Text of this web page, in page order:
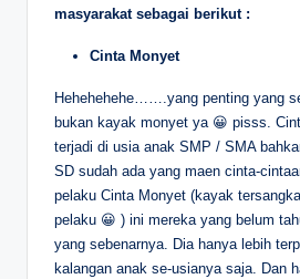
masyarakat sebagai berikut :
Cinta Monyet
Hehehehehe…….yang penting yang
bukan kayak monyet ya 😀 pisss.
terjadi di usia anak SMP / SMA
SD sudah ada yang maen cinta-
pelaku Cinta Monyet (kayak
pelaku 😀 ) ini mereka yang belum
yang sebenarnya. Dia hanya lebih
kalangan anak se-usianya saja. Dan